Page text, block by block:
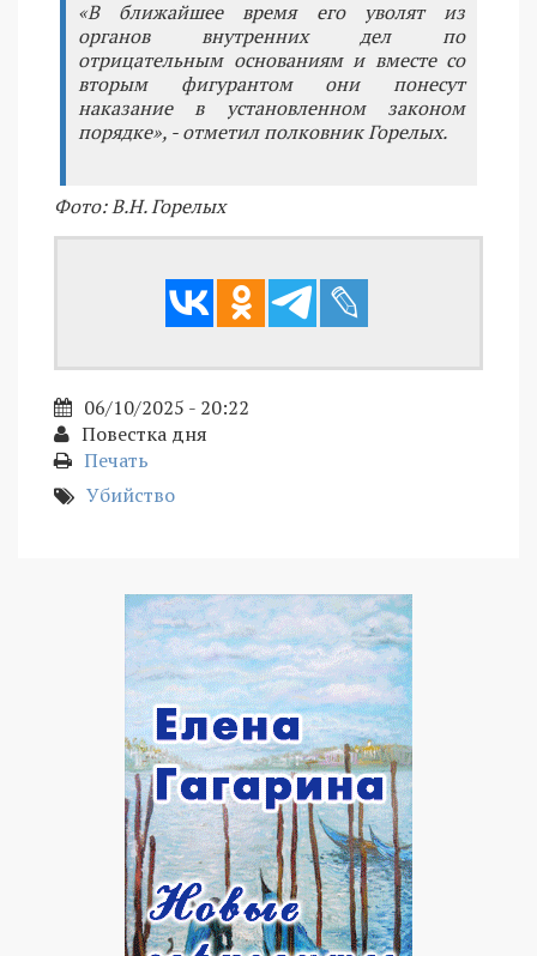
«В ближайшее время его уволят из
органов внутренних дел по
отрицательным основаниям и вместе со
вторым фигурантом они понесут
наказание в установленном законом
порядке», - отметил полковник Горелых.
Фото: В.Н. Горелых
06/10/2025 - 20:22
Повестка дня
Печать
Убийство